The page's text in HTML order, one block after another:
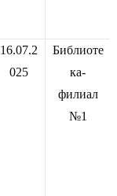
16.07.2
025
Библиоте
ка-
филиал
№1